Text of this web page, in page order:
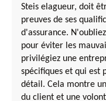
Steis elagueur, doit
preuves de ses
d'assurance.
pour éviter les
privilégiez une
spécifiques et qui est
détail. Cela montre
du client et une